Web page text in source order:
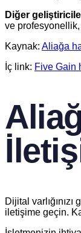
Diğer
ve
Kaynak: Aliağa
İç link: Five Gain
Dijital
iletişime geçin.